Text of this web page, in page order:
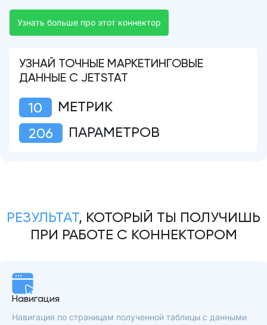
Узнать больше про этот коннектор
УЗНАЙ ТОЧНЫЕ МАРКЕТИНГОВЫЕ
ДАННЫЕ С JETSTAT
10
МЕТРИК
206
ПАРАМЕТРОВ
РЕЗУЛЬТАТ, КОТОРЫЙ ТЫ ПОЛУЧИШЬ
ПРИ РАБОТЕ С КОННЕКТОРОМ
Навигация
Навигация по страницам полученной таблицы с данными